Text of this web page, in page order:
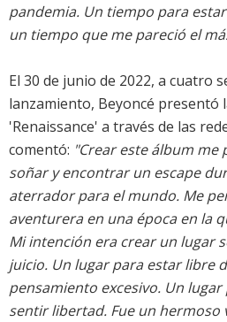
pandemia. Un tiempo para
un tiempo que me pareció el
El 30 de junio de 2022, a cuatro
lanzamiento, Beyoncé presentó
'Renaissance' a través de las
comentó: "Crear este álbum
soñar y encontrar un escape
aterrador para el mundo. Me
aventurera en una época en la
Mi intención era crear un lugar
juicio. Un lugar para estar libre
pensamiento excesivo. Un
sentir libertad. Fue un hermoso